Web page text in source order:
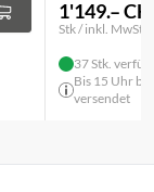
1'149.–
Stk / inkl.
37 Stk.
Bis 15 Uhr
versendet